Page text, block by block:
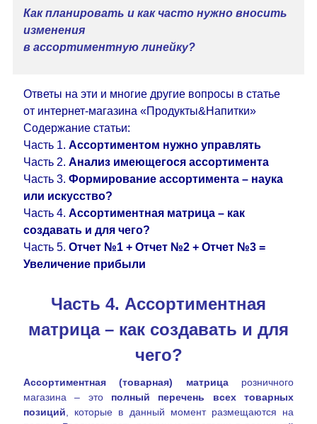
Как планировать и как часто нужно вносить
изменения
в ассортиментную линейку?
Ответы на эти и многие другие вопросы в статье
от интернет-магазина «Продукты&Напитки»
Содержание статьи:
Часть 1. Ассортиментом нужно управлять
Часть 2. Анализ имеющегося ассортимента
Часть 3. Формирование ассортимента – наука
или искусство?
Часть 4. Ассортиментная матрица – как
создавать и для чего?
Часть 5. Отчет №1 + Отчет №2 + Отчет №3 =
Увеличение прибыли
Часть 4. Ассортиментная
матрица – как создавать и для
чего?
Ассортиментная (товарная) матрицарозничного
магазина – это полный перечень всех товарных
позиций , которые в данный момент размещаются на